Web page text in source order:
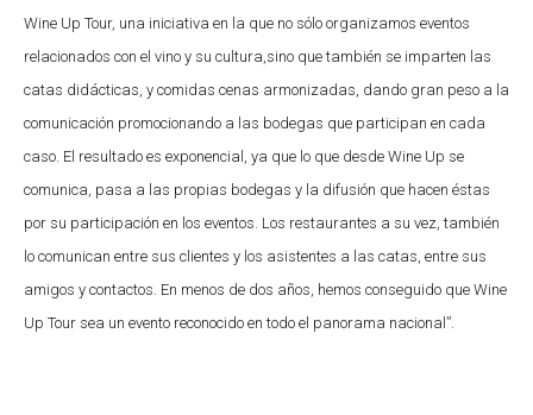
Wine Up Tour, una iniciativa en la que no sólo organizamos eventos
relacionados con el vino y su cultura,sino que también se imparten las
catas didácticas, y comidas cenas armonizadas, dando gran peso a la
comunicación promocionando a las bodegas que participan en cada
caso. El resultado es exponencial, ya que lo que desde Wine Up se
comunica, pasa a las propias bodegas y la difusión que hacen éstas
por su participación en los eventos. Los restaurantes a su vez, también
lo comunican entre sus clientes y los asistentes a las catas, entre sus
amigos y contactos. En menos de dos años, hemos conseguido que Wine
Up Tour sea un evento reconocido en todo el panorama nacional”.